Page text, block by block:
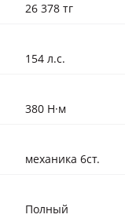
26 378 тг
154 л.с.
380 Н·м
механика 6ст.
Полный